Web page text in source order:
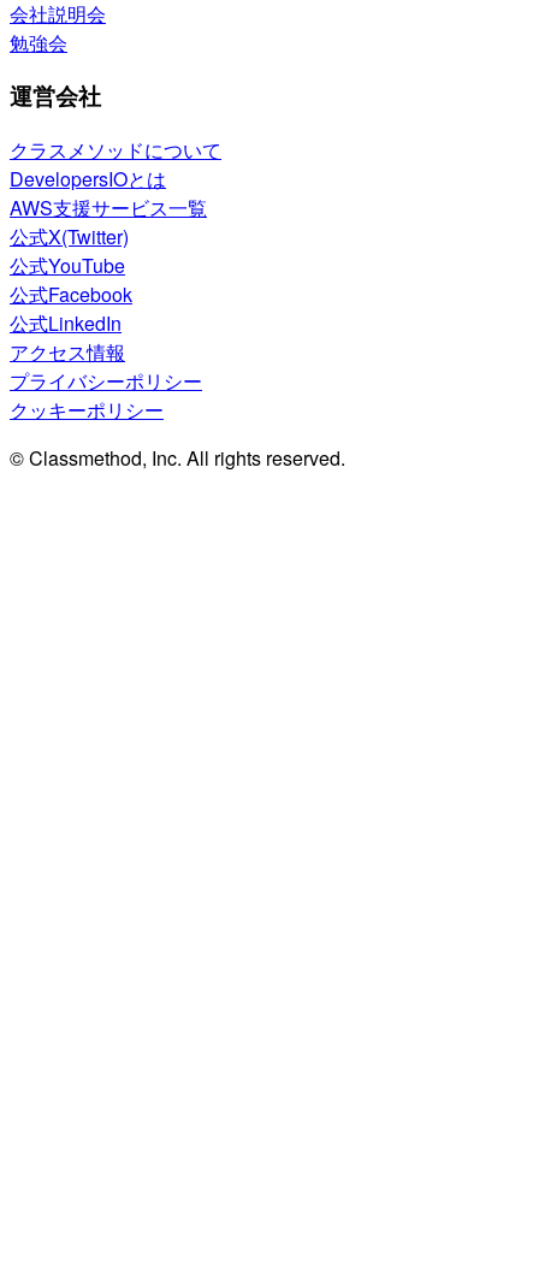
会社説明会
勉強会
運営会社
クラスメソッドについて
DevelopersIOとは
AWS支援サービス一覧
公式X(Twitter)
公式YouTube
公式Facebook
公式LinkedIn
アクセス情報
プライバシーポリシー
クッキーポリシー
© Classmethod, Inc. All rights reserved.